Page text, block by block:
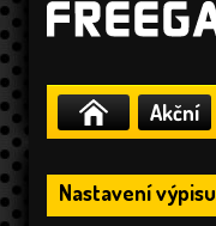
Akční
Nastavení výpisu